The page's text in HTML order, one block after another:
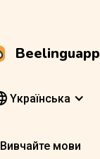
Beelinguapp
Yкраїнська
Вивчайте мови